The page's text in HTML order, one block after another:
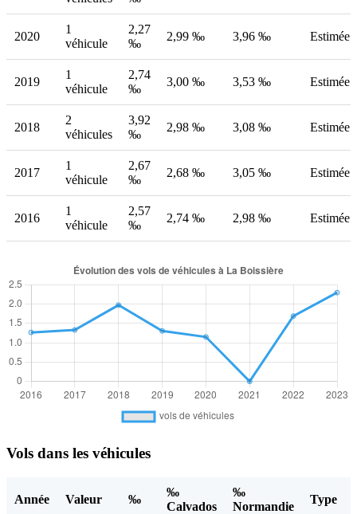
2020
1
véhicule
2,27
‰
2,99 ‰ 3,96 ‰ Estimée
2019
1
véhicule
2,74
‰
3,00 ‰ 3,53 ‰ Estimée
2018
2
véhicules
3,92
‰
2,98 ‰ 3,08 ‰ Estimée
2017
1
véhicule
2,67
‰
2,68 ‰ 3,05 ‰ Estimée
2016
1
véhicule
2,57
‰
2,74 ‰ 2,98 ‰ Estimée
Vols dans les véhicules
Année Valeur ‰
‰
Calvados
‰
Normandie
Type